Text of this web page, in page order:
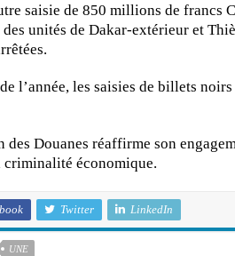
saisie de 850 millions de francs
unités de Dakar-extérieur et
l’année, les saisies de billets
des Douanes réaffirme son
criminalité économique.
Twitter LinkedIn
UNE